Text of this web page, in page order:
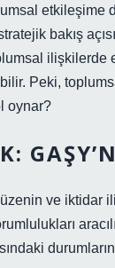
stratejik bakış
ilişkilerde
Peki,
oynar?
ve iktidar